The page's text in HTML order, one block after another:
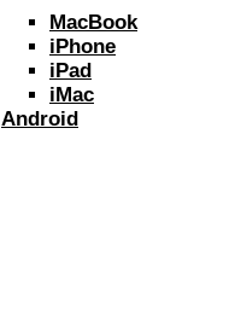
MacBook
iPhone
iPad
iMac
Android